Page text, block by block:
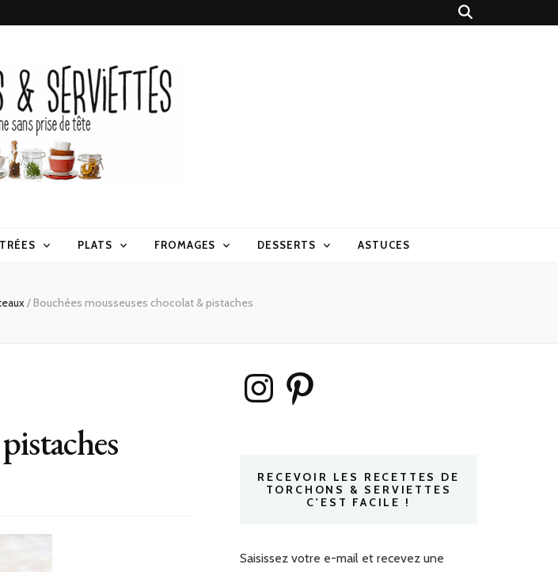
PLATS FROMAGES DESSERTS ASTUCES
/ Bouchées mousseuses chocolat & pistaches
InstagramPinterest
RECEVOIR LES RECETTES DE
TORCHONS & SERVIETTES
C'EST FACILE !
Saisissez votre e-mail et recevez une